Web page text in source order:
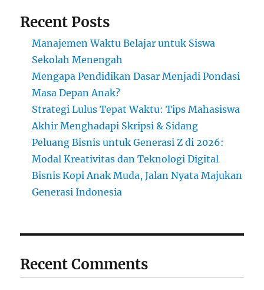
Recent Posts
Manajemen Waktu Belajar untuk Siswa
Sekolah Menengah
Mengapa Pendidikan Dasar Menjadi Pondasi
Masa Depan Anak?
Strategi Lulus Tepat Waktu: Tips Mahasiswa
Akhir Menghadapi Skripsi & Sidang
Peluang Bisnis untuk Generasi Z di 2026:
Modal Kreativitas dan Teknologi Digital
Bisnis Kopi Anak Muda, Jalan Nyata Majukan
Generasi Indonesia
Recent Comments